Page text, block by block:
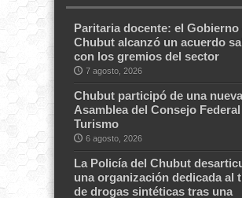
Paritaria docente: el Gobierno
Chubut alcanzó un acuerdo
con los gremios del sector
7 agosto, 2026
Chubut participó de una nueva
Asamblea del Consejo
Turismo
6 agosto, 2026
La Policía del Chubut
una organización dedicada al
de drogas sintéticas tras una